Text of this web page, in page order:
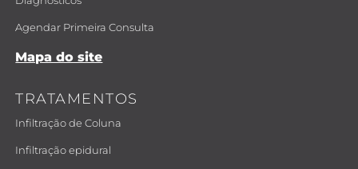
Agendar Primeira Consulta
Mapa do site
TRATAMENTOS
Infiltração de Coluna
Infiltração epidural